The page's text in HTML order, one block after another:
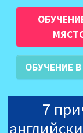
ОБУЧЕНИЕ
7